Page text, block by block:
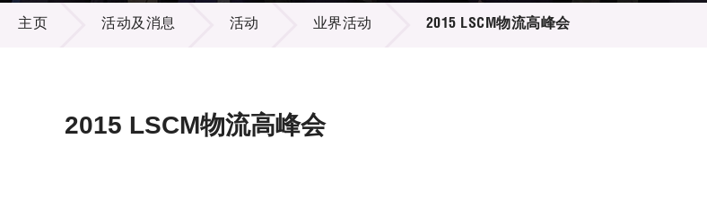
项目资料库
多媒体
出版刊物
活动及消息
主页 活动及消息 活动 业界活动 2015 LSCM物流高峰会
2015 LSCM物流高峰会